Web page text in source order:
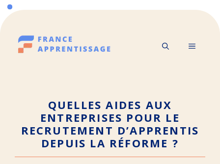
Aller
au
contenu
MENU
QUELLES AIDES AUX
ENTREPRISES POUR LE
RECRUTEMENT D’APPRENTIS
DEPUIS LA RÉFORME ?